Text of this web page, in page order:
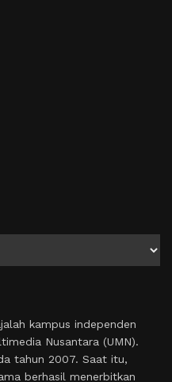
kampus independen
Nusantara (UMN).
tahun 2007. Saat itu,
berhasil menerbitkan